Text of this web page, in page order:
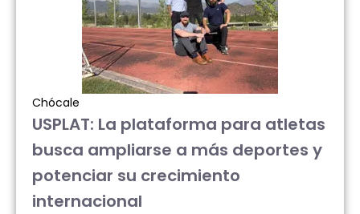
Chócale
USPLAT: La plataforma para atletas
busca ampliarse a más deportes y
potenciar su crecimiento
internacional